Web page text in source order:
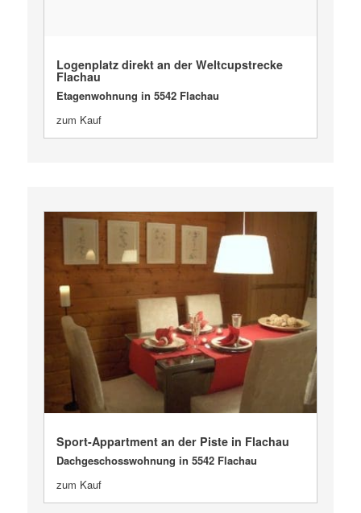
Logenplatz direkt an der Weltcupstrecke
Flachau
Etagenwohnung in 5542 Flachau
zum Kauf
Sport-Appartment an der Piste in Flachau
Dachgeschosswohnung in 5542 Flachau
zum Kauf